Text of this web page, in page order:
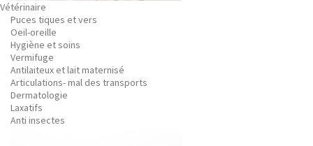
Vétérinaire
Puces tiques et vers
Oeil-oreille
Hygiène et soins
Vermifuge
Antilaiteux et lait maternisé
Articulations- mal des transports
Dermatologie
Laxatifs
Anti insectes